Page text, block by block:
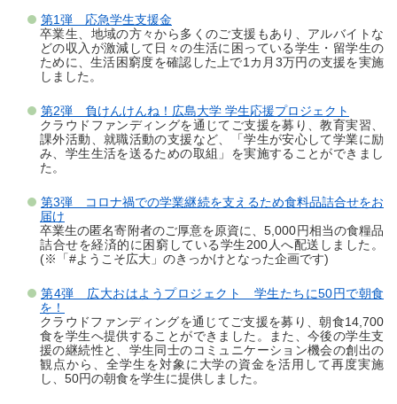
第1弾 応急学生支援金
卒業生、地域の方々から多くのご支援もあり、アルバイトな
どの収入が激減して日々の生活に困っている学生・留学生の
ために、生活困窮度を確認した上で1カ月3万円の支援を実施
しました。
第2弾 負けんけんね！広島大学 学生応援プロジェクト
クラウドファンディングを通じてご支援を募り、教育実習、
課外活動、就職活動の支援など、「学生が安心して学業に励
み、学生生活を送るための取組」を実施することができまし
た。
第3弾 コロナ禍での学業継続を支えるため食料品詰合せをお
届け
卒業生の匿名寄附者のご厚意を原資に、5,000円相当の食糧品
詰合せを経済的に困窮している学生200人へ配送しました。
(※「#ようこそ広大」のきっかけとなった企画です)
第4弾 広大おはようプロジェクト 学生たちに50円で朝食
を！
クラウドファンディングを通じてご支援を募り、朝食14,700
食を学生へ提供することができました。また、今後の学生支
援の継続性と、学生同士のコミュニケーション機会の創出の
観点から、全学生を対象に大学の資金を活用して再度実施
し、50円の朝食を学生に提供しました。